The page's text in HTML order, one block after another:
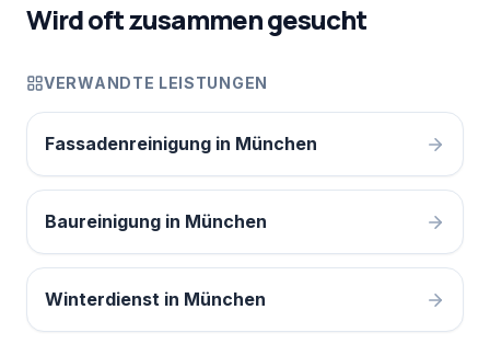
Wird oft zusammen gesucht
VERWANDTE LEISTUNGEN
Fassadenreinigung in München
Baureinigung in München
Winterdienst in München